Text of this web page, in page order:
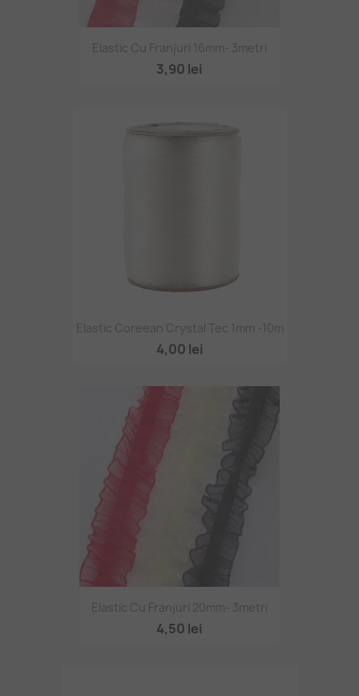
Elastic Cu Franjuri 16mm- 3metri
3,90 lei
Elastic Coreean Crystal Tec 1mm -10m
4,00 lei
Elastic Cu Franjuri 20mm- 3metri
4,50 lei